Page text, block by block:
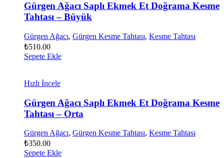
Gürgen Ağacı Saplı Ekmek Et Doğrama Kesme
Tahtası – Büyük
Gürgen Ağacı, Gürgen Kesme Tahtası, Kesme Tahtası
₺510.00
Sepete Ekle
Hızlı İncele
Gürgen Ağacı Saplı Ekmek Et Doğrama Kesme
Tahtası – Orta
Gürgen Ağacı, Gürgen Kesme Tahtası, Kesme Tahtası
₺350.00
Sepete Ekle